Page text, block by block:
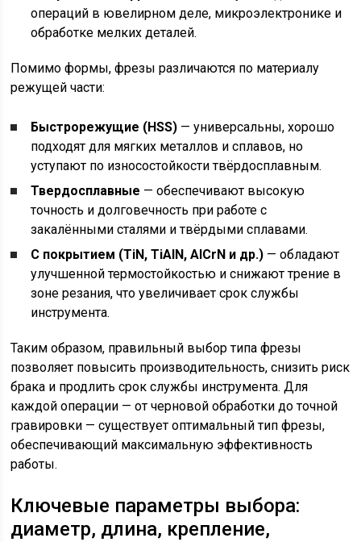
операций в ювелирном деле, микроэлектронике и
обработке мелких деталей.
Помимо формы, фрезы различаются по материалу
режущей части:
Быстрорежущие (HSS) — универсальны, хорошо
подходят для мягких металлов и сплавов, но
уступают по износостойкости твёрдосплавным.
Твердосплавные — обеспечивают высокую
точность и долговечность при работе с
закалёнными сталями и твёрдыми сплавами.
С покрытием (TiN, TiAlN, AlCrN и др.) — обладают
улучшенной термостойкостью и снижают трение в
зоне резания, что увеличивает срок службы
инструмента.
Таким образом, правильный выбор типа фрезы
позволяет повысить производительность, снизить риск
брака и продлить срок службы инструмента. Для
каждой операции — от черновой обработки до точной
гравировки — существует оптимальный тип фрезы,
обеспечивающий максимальную эффективность
работы.
Ключевые параметры выбора:
диаметр, длина, крепление,